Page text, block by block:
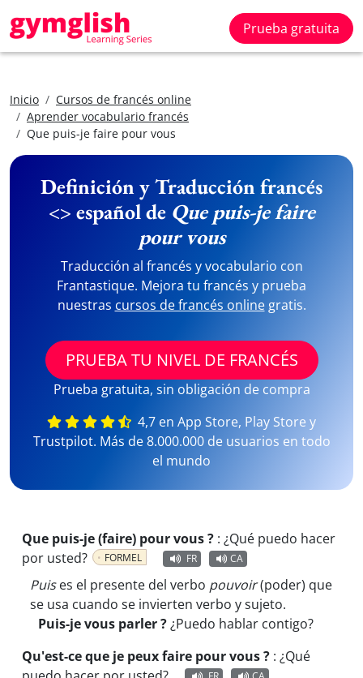
Prueba gratuita
Inicio
Cursos de francés online
Aprender vocabulario francés
Que puis-je faire pour vous
Definición y Traducción francés
<> español de Que puis-je faire
pour vous
Traducción al francés y vocabulario con
Frantastique. Mejora tu francés y prueba
nuestras cursos de francés onlinegratis.
PRUEBA TU NIVEL DE FRANCÉS
Prueba gratuita, sin obligación de compra
4,7 en App Store, Play Store y
Trustpilot. Más de 8.000.000 de usuarios en todo
el mundo
Que puis-je (faire) pour vous ? : ¿Qué puedo hacer
por usted?
FORMEL FR CA
Puises el presente del verbo pouvoir(poder) que
se usa cuando se invierten verbo y sujeto.
Puis-je vous parler ?¿Puedo hablar contigo?
Qu'est-ce que je peux faire pour vous ? : ¿Qué